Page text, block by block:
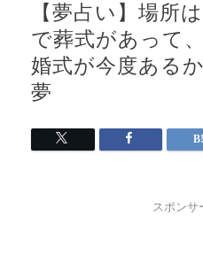
【夢占い】場所
で葬式があって
婚式が今度ある
夢
スポンサ